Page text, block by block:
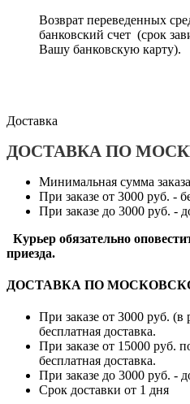
Возврат переведенных
банковский счет (срок
Вашу банковскую карту).
Доставка
ДОСТАВКА ПО
Минимальная сумма
При заказе от 3000 руб. -
При заказе до 3000 руб. -
Курьер обязательно
приезда.
ДОСТАВКА ПО
При заказе от 3000 руб.
бесплатная доставка.
При заказе от 15000 руб.
бесплатная доставка.
При заказе до 3000 руб. -
Срок доставки от 1 дня